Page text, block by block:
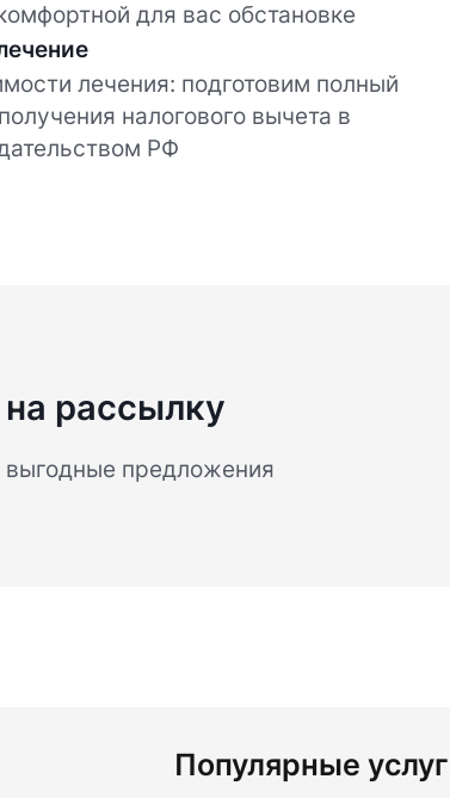
для вас обстановке
лечения: подготовим полный
налогового вычета в
РФ
рассылку
предложения
Популярные